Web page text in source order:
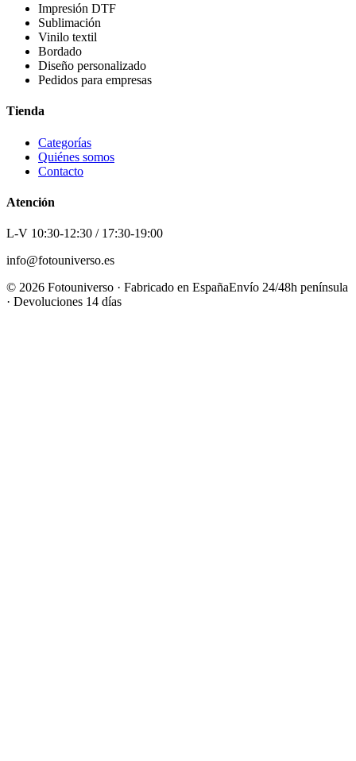
Impresión DTF
Sublimación
Vinilo textil
Bordado
Diseño personalizado
Pedidos para empresas
Tienda
Categorías
Quiénes somos
Contacto
Atención
L-V 10:30-12:30 / 17:30-19:00
info@fotouniverso.es
© 2026 Fotouniverso · Fabricado en EspañaEnvío 24/48h península
· Devoluciones 14 días